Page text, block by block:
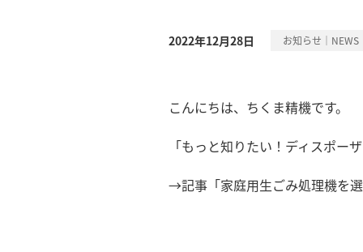
2022年12月28日 お知らせ｜NEWS
こんにちは、ちくま精機です。
「もっと知りたい！ディスポー
→記事「家庭用生ごみ処理機を